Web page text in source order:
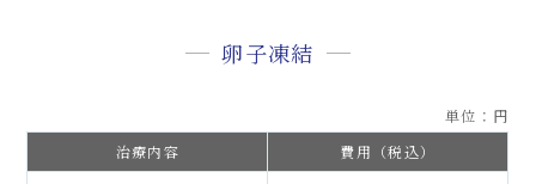
卵子凍結
単位：円
治療内容
費用（税込）